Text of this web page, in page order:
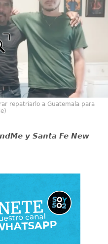
repatriarlo a Guatemala para
y Santa Fe New